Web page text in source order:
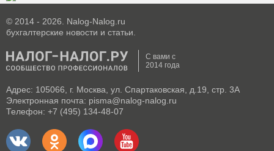
© 2014 - 2026. Nalog-Nalog.ru
бухгалтерские новости и статьи.
С вами с
2014 года
Адрес: 105066, г. Москва, ул. Спартаковская, д.19, стр. 3А
Электронная почта: pisma@nalog-nalog.ru
Телефон: +7 (495) 134-48-07